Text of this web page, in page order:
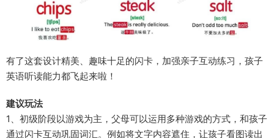
有了这套设计精美、趣味十足的闪卡，加强亲子互动练习，孩子
英语听读能力都飞起来啦！
建议玩法
1、初级阶段以游戏为主，父母可以运用多种游戏的方式，和孩子
通过闪卡互动巩固词汇。例如将文字内容遮住，让孩子看图读出